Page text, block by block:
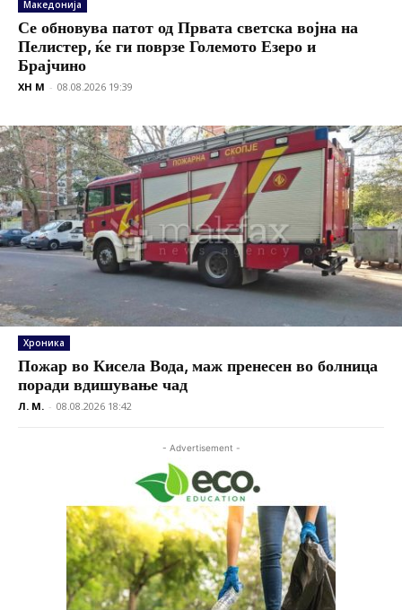
Македонија
Се обновува патот од Првата светска војна на
Пелистер, ќе ги поврзе Големото Езеро и
Брајчино
XH M - 08.08.2026 19:39
Хроника
Пожар во Кисела Вода, маж пренесен во болница
поради вдишување чад
Л. М. - 08.08.2026 18:42
- Advertisement -